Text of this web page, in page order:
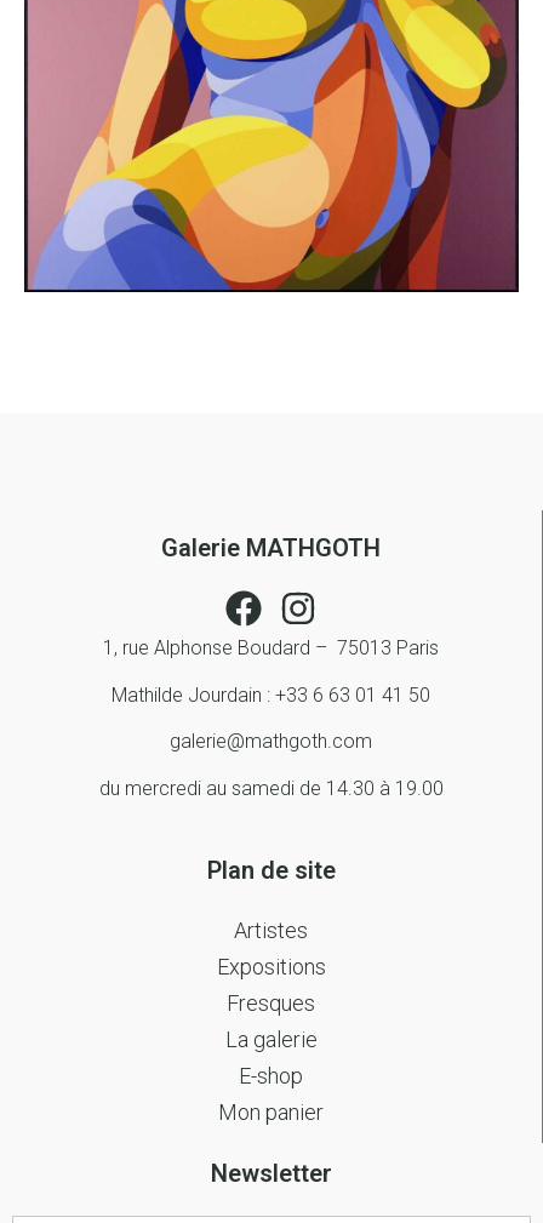
Galerie MATHGOTH
1, rue Alphonse Boudard – 75013 Paris
Mathilde Jourdain : +33 6 63 01 41 50
galerie@mathgoth.com
du mercredi au samedi de 14.30 à 19.00
Plan de site
Artistes
Expositions
Fresques
La galerie
E-shop
Mon panier
Newsletter